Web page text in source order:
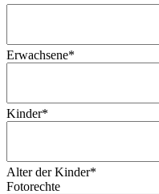
Erwachsene*
Kinder*
Alter der Kinder*
Fotorechte